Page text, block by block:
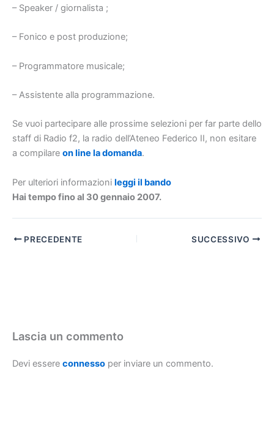
– Speaker / giornalista ;
– Fonico e post produzione;
– Programmatore musicale;
– Assistente alla programmazione.
Se vuoi partecipare alle prossime selezioni per far parte dello
staff di Radio f2, la radio dell’Ateneo Federico II, non esitare
a compilare on line la domanda.
Per ulteriori informazioni leggi il bando
Hai tempo fino al 30 gennaio 2007.
PRECEDENTE SUCCESSIVO
Lascia un commento
Devi essere connesso per inviare un commento.